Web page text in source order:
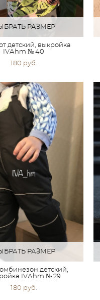
РАЗМЕР
детский, выкройка
IVАhm № 40
180 pуб.
РАЗМЕР
детский,
IVАhm № 29
180 pуб.